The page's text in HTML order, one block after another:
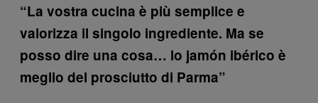
“La vostra cucina è più semplice e
valorizza il singolo ingrediente. Ma se
posso dire una cosa… lo jamón ibérico è
meglio del prosciutto di Parma”